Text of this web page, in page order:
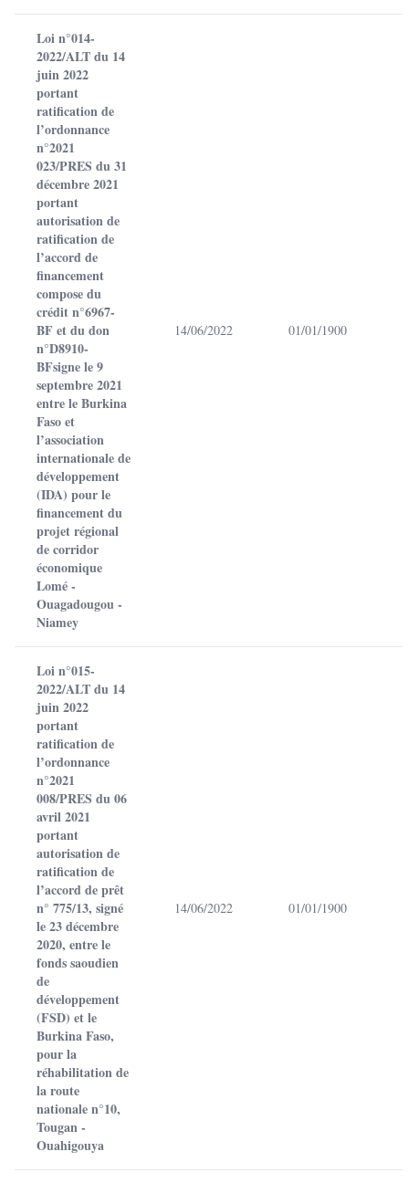
Loi n°014-
2022/ALT du 14
juin 2022
portant
ratification de
l’ordonnance
n°2021
023/PRES du 31
décembre 2021
portant
autorisation de
ratification de
l’accord de
financement
compose du
crédit n°6967-
BF et du don
n°D8910-
BFsigne le 9
septembre 2021
entre le Burkina
Faso et
l’association
internationale de
développement
(IDA) pour le
financement du
projet régional
de corridor
économique
Lomé -
Ouagadougou -
Niamey
14/06/2022 01/01/1900
Loi n°015-
2022/ALT du 14
juin 2022
portant
ratification de
l’ordonnance
n°2021
008/PRES du 06
avril 2021
portant
autorisation de
ratification de
l’accord de prêt
n° 775/13, signé
le 23 décembre
2020, entre le
fonds saoudien
de
développement
(FSD) et le
Burkina Faso,
pour la
réhabilitation de
la route
nationale n°10,
Tougan -
Ouahigouya
14/06/2022 01/01/1900